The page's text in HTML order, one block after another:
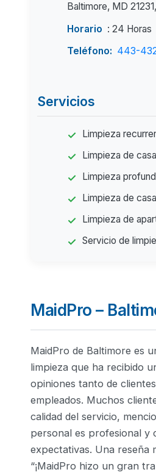
Baltimore, MD
Horario : 24 Horas
Teléfono: 443-
Servicios
Limpieza
Limpieza de
Limpieza
Limpieza de
Limpieza de
Servicio de
MaidPro –
MaidPro de Baltimore es
limpieza que ha recibido
opiniones tanto de
empleados. Muchos
calidad del servicio,
personal es profesional y
expectativas. Una reseña
“¡MaidPro hizo un gran